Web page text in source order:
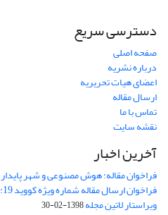
دسترسی سریع
صفحه اصلی
درباره نشریه
اعضای هیات تحریریه
ارسال مقاله
تماس با ما
نقشه سایت
آخرین اخبار
فراخوان مقاله: هوش مصنوعی و شهر پایدار
فراخوان ارسال مقاله شماره ویژه کووید 19:
ویراستار لاتین مجله1398-02-30